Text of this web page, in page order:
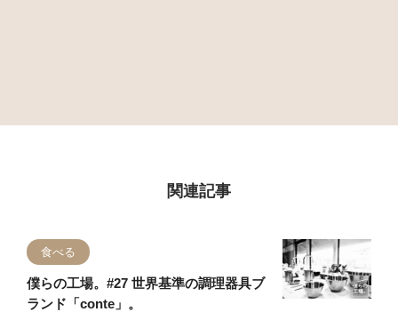
関連記事
食べる
僕らの工場。#27 世界基準の調理器具ブ
ランド「conte」。